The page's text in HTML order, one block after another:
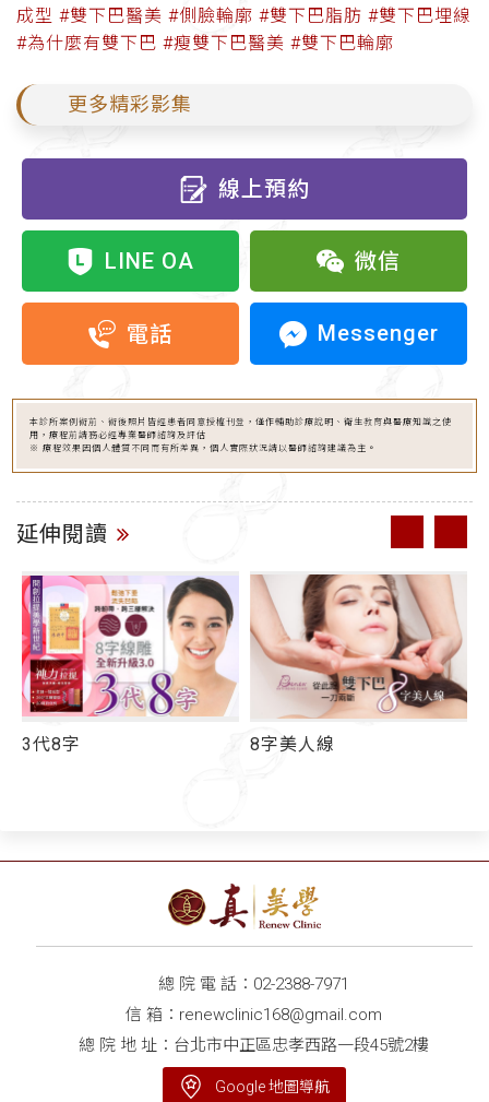
成型 #雙下巴醫美 #側臉輪廓 #雙下巴脂肪 #雙下巴埋線
#為什麼有雙下巴 #瘦雙下巴醫美 #雙下巴輪廓
更多精彩影集
線上預約
LINE OA 微信
電話 Messenger
本診所案例術前、術後照片皆經患者同意授權刊登，僅作輔助診療說明、衛生教育與醫療知識之使
用，療程前請務必經專業醫師諮詢及評估
※ 療程效果因個人體質不同而有所差異，個人實際狀況請以醫師諮詢建議為主。
延伸閱讀
3代8字 8字美人線
總 院 電 話： 02-2388-7971
信 箱： renewclinic168@gmail.com
總 院 地 址：台北市中正區忠孝西路一段45號2樓
Google 地圖導航